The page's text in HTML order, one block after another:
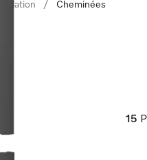
Cheminées
15